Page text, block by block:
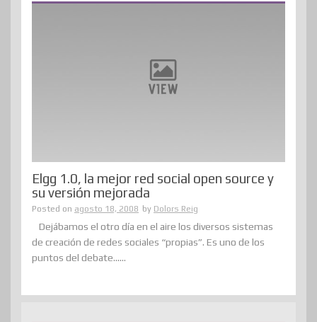
Elgg 1.0, la mejor red social open source y
su versión mejorada
Posted on agosto 18, 2008 by Dolors Reig
Dejábamos el otro día en el aire los diversos sistemas
de creación de redes sociales “propias”. Es uno de los
puntos del debate......